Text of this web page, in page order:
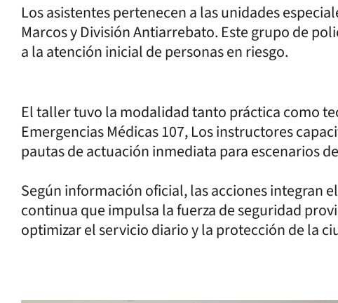
Los asistentes pertenecen a las unidades
Marcos y División Antiarrebato. Este grupo de
a la atención inicial de personas en riesgo.
El taller tuvo la modalidad tanto práctica como
Emergencias Médicas 107, Los instructores
pautas de actuación inmediata para escenarios
Según información oficial, las acciones integran
continua que impulsa la fuerza de seguridad
optimizar el servicio diario y la protección de la